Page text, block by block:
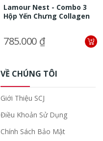
Lamour Nest - Combo 3
Hộp Yến Chưng Collagen
785.000 ₫
VỀ CHÚNG TÔI
Giới Thiệu SCJ
Điều Khoản Sử Dụng
Chính Sách Bảo Mật